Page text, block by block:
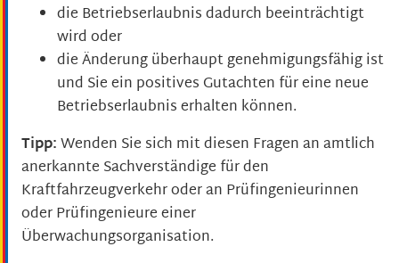
die Betriebserlaubnis dadurch beeinträchtigt
wird oder
die Änderung überhaupt genehmigungsfähig ist
und Sie ein positives Gutachten für eine neue
Betriebserlaubnis erhalten können.
Tipp:Wenden Sie sich mit diesen Fragen an amtlich
anerkannte Sachverständige für den
Kraftfahrzeugverkehr oder an Prüfingenieurinnen
oder Prüfingenieure einer
Überwachungsorganisation.